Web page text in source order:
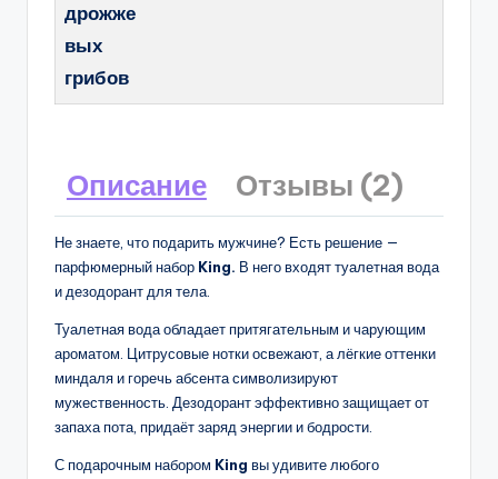
дрожже
вых
грибов
Описание Отзывы (2)
Не знаете, что подарить мужчине? Есть решение —
парфюмерный набор King. В него входят туалетная вода
и дезодорант для тела.
Туалетная вода обладает притягательным и чарующим
ароматом. Цитрусовые нотки освежают, а лёгкие оттенки
миндаля и горечь абсента символизируют
мужественность. Дезодорант эффективно защищает от
запаха пота, придаёт заряд энергии и бодрости.
С подарочным набором King вы удивите любого